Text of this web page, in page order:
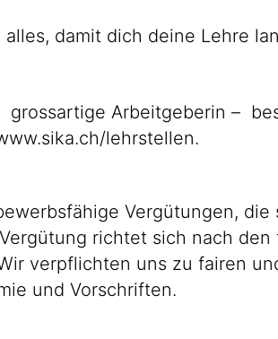
alles, damit dich deine Lehre
grossartige Arbeitgeberin –
lehrstellen.
Vergütungen,
richtet sich nach
verpflichten uns zu fairen
und Vorschriften.